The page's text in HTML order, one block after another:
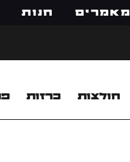
מאמרים חנות
חולצות כרזות